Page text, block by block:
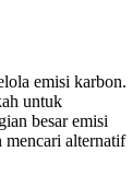
emisi karbon.
untuk
besar emisi
mencari alternatif